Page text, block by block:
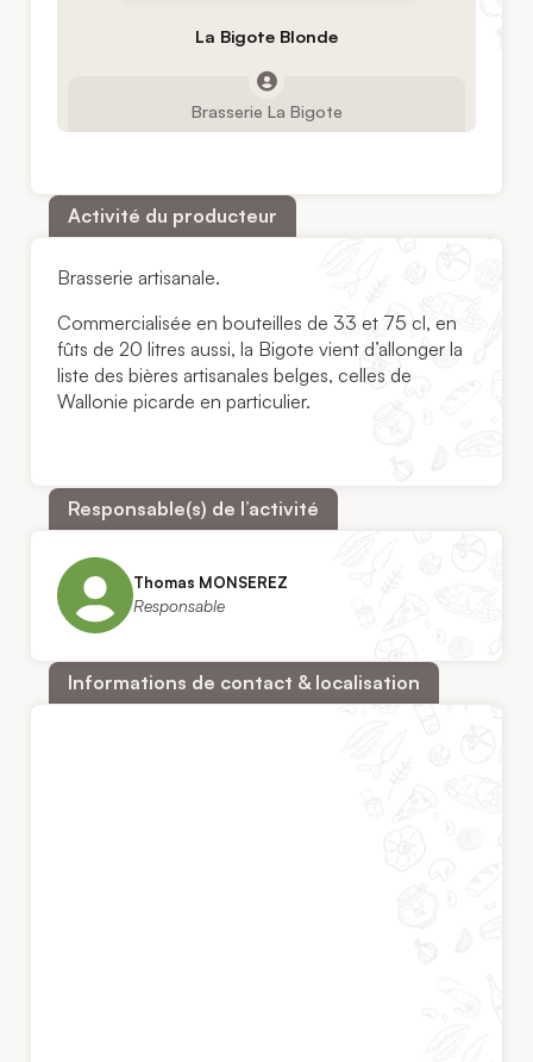
La Bigote Blonde
Brasserie La Bigote
Activité du producteur
Brasserie artisanale.
Commercialisée en bouteilles de 33 et 75 cl, en
fûts de 20 litres aussi, la Bigote vient d’allonger la
liste des bières artisanales belges, celles de
Wallonie picarde en particulier.
Responsable(s) de l’activité
Thomas MONSEREZ
Responsable
Informations de contact & localisation